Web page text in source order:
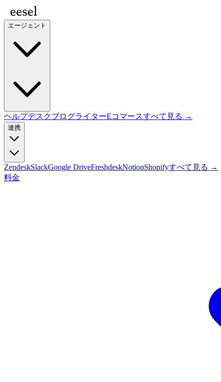
エージェント
ヘルプデスクブログライターEコマースすべて見る →
連携
ZendeskSlackGoogle DriveFreshdeskNotionShopifyすべて見る →
料金